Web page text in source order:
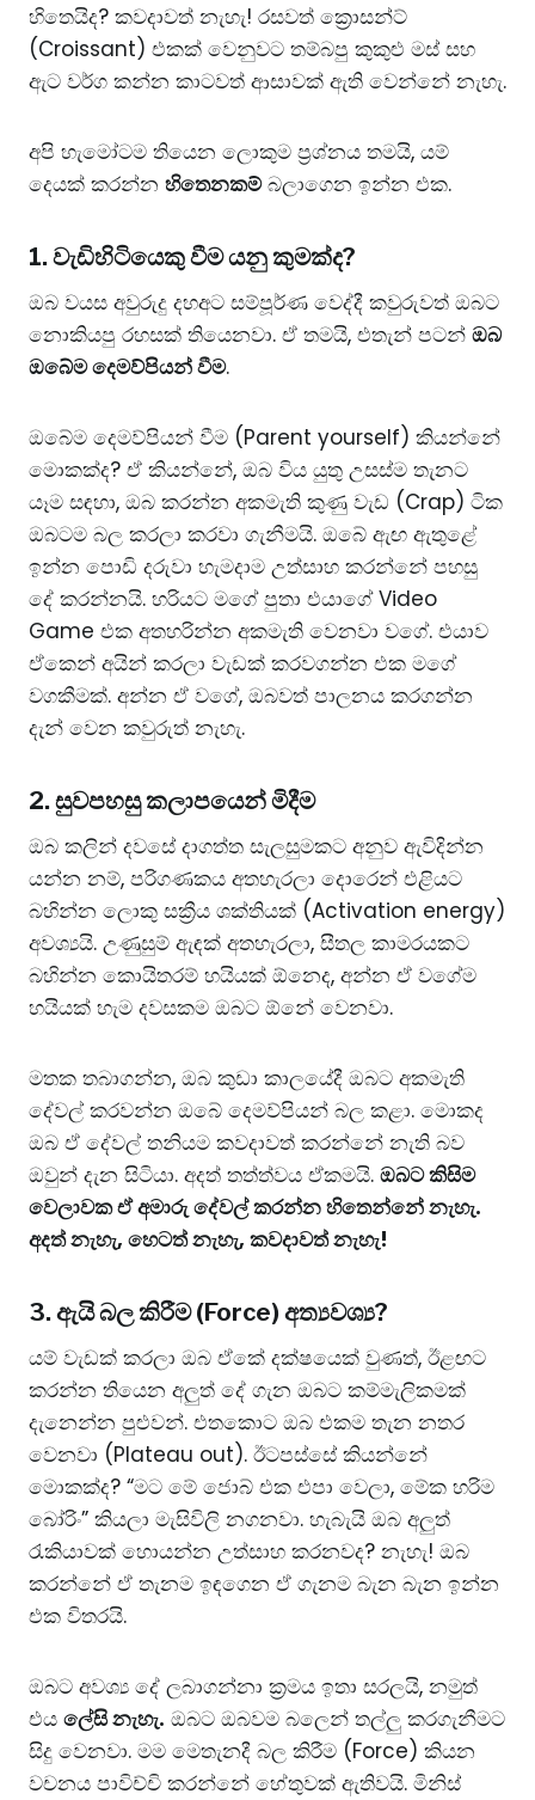
හිතෙයිද? කවදාවත් නැහැ! රසවත් ක්‍රොසන්ට්
(Croissant) එකක් වෙනුවට තම්බපු කුකුළු මස් සහ
ඇට වර්ග කන්න කාටවත් ආසාවක් ඇති වෙන්නේ නැහැ.
​අපි හැමෝටම තියෙන ලොකුම ප්‍රශ්නය තමයි, යම්
දෙයක් කරන්න හිතෙනකම්බලාගෙන ඉන්න එක.
​1. වැඩිහිටියෙකු වීම යනු කුමක්ද?
​ඔබ වයස අවුරුදු දහඅට සම්පූර්ණ වෙද්දී කවුරුවත් ඔබට
නොකියපු රහසක් තියෙනවා. ඒ තමයි, එතැන් පටන් ඔබ
ඔබේම දෙමව්පියන් වීම.
​ඔබේම දෙමව්පියන් වීම (Parent yourself) කියන්නේ
මොකක්ද? ඒ කියන්නේ, ඔබ විය යුතු උසස්ම තැනට
යෑම සඳහා, ඔබ කරන්න අකමැති කුණු වැඩ (Crap) ටික
ඔබටම බල කරලා කරවා ගැනීමයි. ඔබේ ඇඟ ඇතුළේ
ඉන්න පොඩි දරුවා හැමදාම උත්සාහ කරන්නේ පහසු
දේ කරන්නයි. හරියට මගේ පුතා එයාගේ Video
Game එක අතහරින්න අකමැති වෙනවා වගේ. එයාව
ඒකෙන් අයින් කරලා වැඩක් කරවගන්න එක මගේ
වගකීමක්. අන්න ඒ වගේ, ඔබවත් පාලනය කරගන්න
දැන් වෙන කවුරුත් නැහැ.
​2. සුවපහසු කලාපයෙන් මිදීම
​ඔබ කලින් දවසේ දාගත්ත සැලසුමකට අනුව ඇවිදින්න
යන්න නම්, පරිගණකය අතහැරලා දොරෙන් එළියට
බහින්න ලොකු සක්‍රීය ශක්තියක් (Activation energy)
අවශ්‍යයි. උණුසුම් ඇඳක් අතහැරලා, සීතල කාමරයකට
බහින්න කොයිතරම් හයියක් ඕනෙද, අන්න ඒ වගේම
හයියක් හැම දවසකම ඔබට ඕනේ වෙනවා.
​මතක තබාගන්න, ඔබ කුඩා කාලයේදී ඔබට අකමැති
දේවල් කරවන්න ඔබේ දෙමව්පියන් බල කළා. මොකද
ඔබ ඒ දේවල් තනියම කවදාවත් කරන්නේ නැති බව
ඔවුන් දැන සිටියා. අදත් තත්ත්වය ඒකමයි. ඔබට කිසිම
වෙලාවක ඒ අමාරු දේවල් කරන්න හිතෙන්නේ නැහැ.
අදත් නැහැ, හෙටත් නැහැ, කවදාවත් නැහැ!
​3.ඇයිබල කිරීම (Force) අත්‍යවශ්‍ය?
​යම් වැඩක් කරලා ඔබ ඒකේ දක්ෂයෙක් වුණත්, ඊළඟට
කරන්න තියෙන අලුත් දේ ගැන ඔබට කම්මැලිකමක්
දැනෙන්න පුළුවන්. එතකොට ඔබ එකම තැන නතර
වෙනවා (Plateau out). ඊටපස්සේ කියන්නේ
මොකක්ද? “මට මේ ජොබ් එක එපා වෙලා, මේක හරිම
බෝරිං” කියලා මැසිවිලි නගනවා. හැබැයි ඔබ අලුත්
රැකියාවක් හොයන්න උත්සාහ කරනවද? නැහැ! ඔබ
කරන්නේ ඒ තැනම ඉඳගෙන ඒ ගැනම බැන බැන ඉන්න
එක විතරයි.
​ඔබට අවශ්‍ය දේ ලබාගන්නා ක්‍රමය ඉතා සරලයි, නමුත්
එය ලේසි නැහැ. ඔබට ඔබවම බලෙන් තල්ලු කරගැනීමට
සිදු වෙනවා. මම මෙතැනදී බල කිරීම (Force) කියන
වචනය පාවිච්චි කරන්නේ හේතුවක් ඇතිවයි. මිනිස්